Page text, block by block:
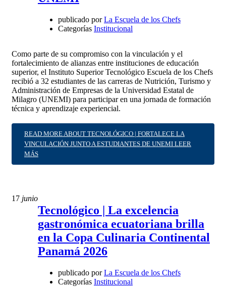
publicado por La Escuela de los Chefs
Categorías Institucional
Como parte de su compromiso con la vinculación y el
fortalecimiento de alianzas entre instituciones de educación
superior, el Instituto Superior Tecnológico Escuela de los Chefs
recibió a 32 estudiantes de las carreras de Nutrición, Turismo y
Administración de Empresas de la Universidad Estatal de
Milagro (UNEMI) para participar en una jornada de formación
técnica y aprendizaje experiencial.
READ MORE ABOUT TECNOLÓGICO | FORTALECE LA
VINCULACIÓN JUNTO A ESTUDIANTES DE UNEMI LEER
MÁS
17 junio
Tecnológico | La excelencia
gastronómica ecuatoriana brilla
en la Copa Culinaria Continental
Panamá 2026
publicado por La Escuela de los Chefs
Categorías Institucional